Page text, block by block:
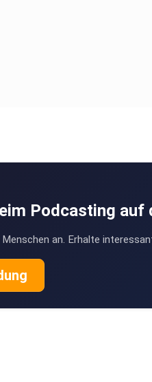
Podcasting auf
an. Erhalte